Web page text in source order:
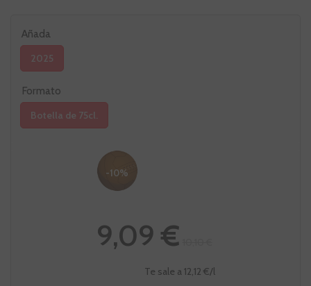
Añada
2025
Formato
Botella de 75cl.
-10%
9,09 €
Te sale a 12,12 €/l